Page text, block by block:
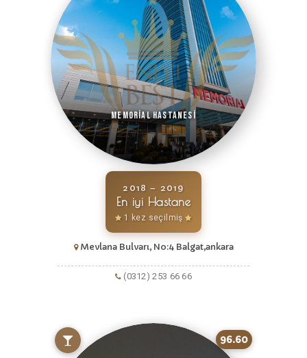
Memorial Hastanesi
2018 – 2019
En iyi Hastane
1 kez seçilmiş
Mevlana Bulvarı, No:4 Balgat,ankara
(0312) 253 66 66
96.60